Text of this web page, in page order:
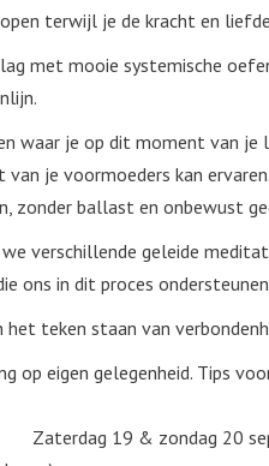
terwijl je de kracht en
met mooie systemische
waar je op dit moment van je
je voormoeders kan
zonder ballast en onbewust
we verschillende geleide
ons in dit proces
het teken staan van
op eigen gelegenheid. Tips
19 & zondag 20